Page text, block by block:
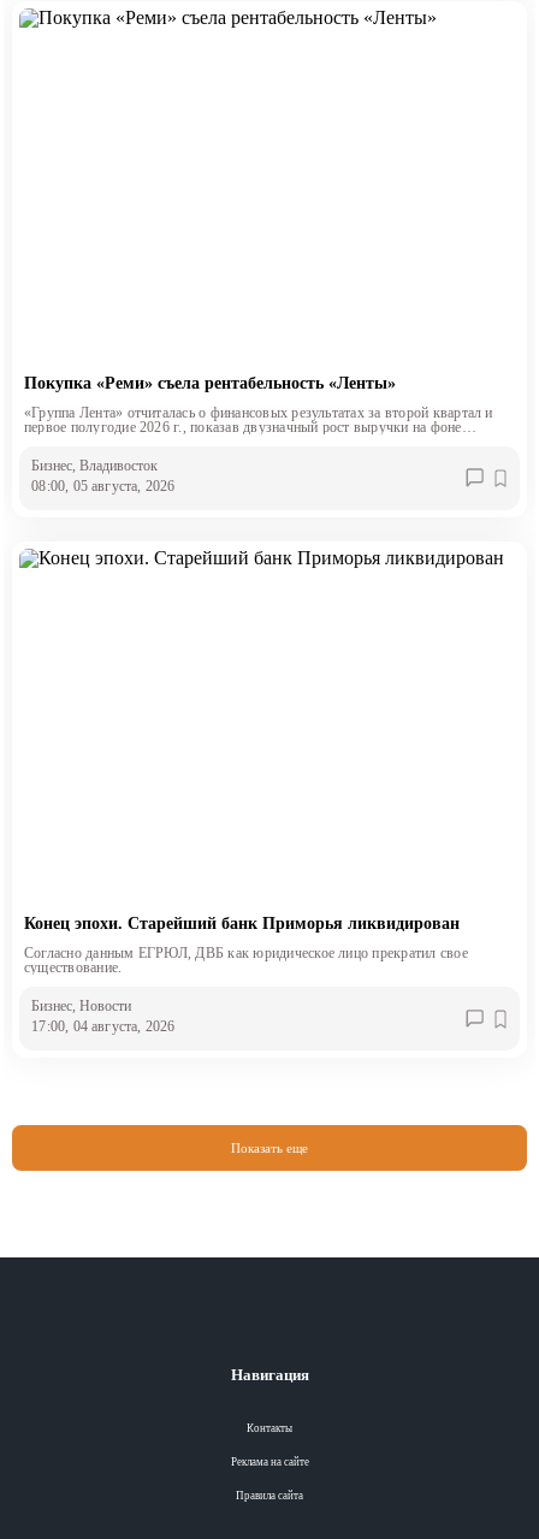
Покупка «Реми» съела рентабельность «Ленты»
«Группа Лента» отчиталась о финансовых результатах за второй квартал и
первое полугодие 2026 г., показав двузначный рост выручки на фоне
Бизнес , Владивосток
08:00, 05 августа, 2026
Конец эпохи. Старейший банк Приморья ликвидирован
Согласно данным ЕГРЮЛ, ДВБ как юридическое лицо прекратил свое
существование.
Бизнес , Новости
17:00, 04 августа, 2026
Показать еще
Навигация
Контакты
Реклама на сайте
Правила сайта